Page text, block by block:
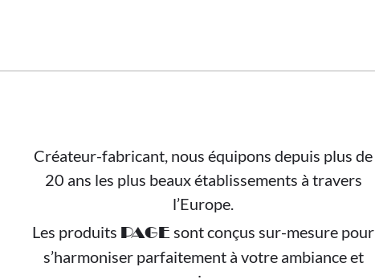
Créateur-fabricant, nous équipons depuis plus de
20 ans les plus beaux établissements à travers
l’Europe.
Les produits PAGEsont conçus sur-mesure pour
s’harmoniser parfaitement à votre ambiance et